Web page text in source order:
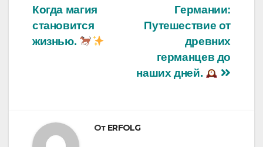
по
записям
Германии:
Путешествие от
древних
германцев до
наших дней.
Когда магия
становится
жизнью.
От ERFOLG